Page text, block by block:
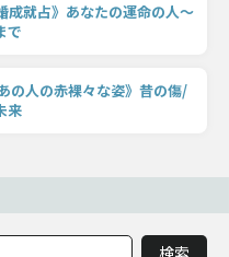
就占》あなたの運命の人〜
で
人の赤裸々な姿》昔の傷/
来